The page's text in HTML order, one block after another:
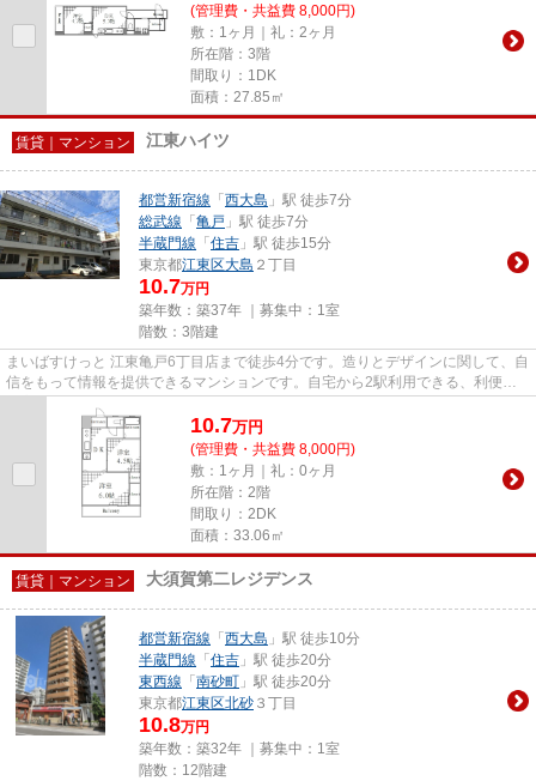
(管理費・共益費 8,000円)
敷：1ヶ月｜礼：2ヶ月
所在階：3階
間取り：1DK
面積：27.85㎡
賃貸｜マンション 江東ハイツ
都営新宿線 「 西大島 」駅 徒歩7分
総武線 「 亀戸 」駅 徒歩7分
半蔵門線 「 住吉 」駅 徒歩15分
東京都江東区大島 ２丁目
10.7万円
築年数：築37年 ｜募集中： 1室
階数：3階建
まいばすけっと 江東亀戸6丁目店まで徒歩4分です。造りとデザインに関して、自
信をもって情報を提供できるマンションです。自宅から2駅利用できる、利便性
10.7万円
(管理費・共益費 8,000円)
敷：1ヶ月｜礼：0ヶ月
所在階：2階
間取り：2DK
面積：33.06㎡
賃貸｜マンション 大須賀第二レジデンス
都営新宿線 「 西大島 」駅 徒歩10分
半蔵門線 「 住吉 」駅 徒歩20分
東西線 「 南砂町 」駅 徒歩20分
東京都江東区北砂 ３丁目
10.8万円
築年数：築32年 ｜募集中： 1室
階数：12階建